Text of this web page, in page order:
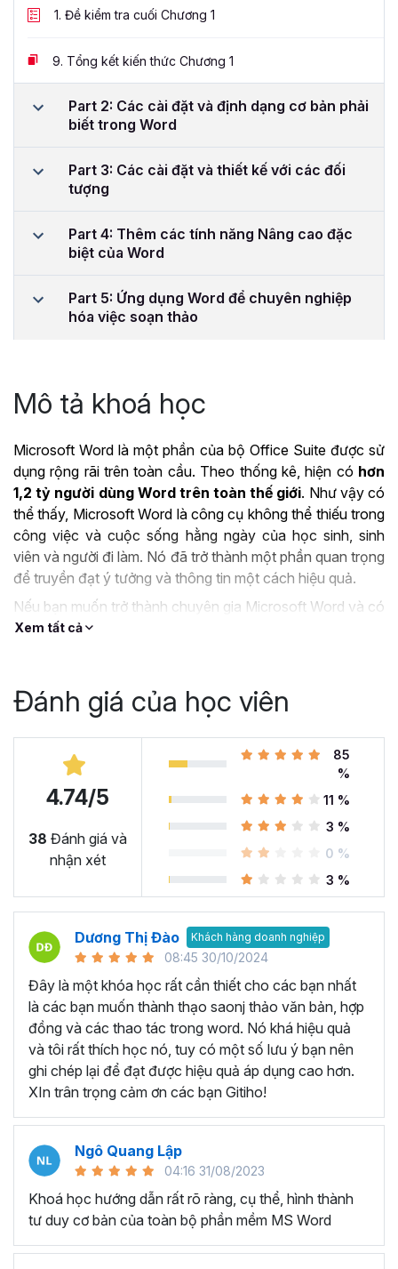
1. Đề kiểm tra cuối Chương 1
9. Tổng kết kiến thức Chương 1
Part 2: Các cài đặt và định dạng cơ bản phải
biết trong Word
Part 3: Các cài đặt và thiết kế với các đối
tượng
Part 4: Thêm các tính năng Nâng cao đặc
biệt của Word
Part 5: Ứng dụng Word để chuyên nghiệp
hóa việc soạn thảo
Mô tả khoá học
Microsoft Word là một phần của bộ Office Suite được sử
dụng rộng rãi trên toàn cầu. Theo thống kê, hiện có hơn
1,2 tỷ người dùng Word trên toàn thế giới. Như vậy có
thể thấy, Microsoft Word là công cụ không thể thiếu trong
công việc và cuộc sống hằng ngày của học sinh, sinh
viên và người đi làm. Nó đã trở thành một phần quan trọng
để truyền đạt ý tưởng và thông tin một cách hiệu quả.
Nếu bạn muốn trở thành chuyên gia Microsoft Word và có
thể làm chủ công cụ này thì khóa học
ỨNG DỤNG CỦA
MICROSOFT WORD TRONG
CÔNG VIỆC
Microsoft Word là công cụ làm việc vô cùng quan trọng
trong nhiều ngành nghề hiện nay. Nó cung cấp các tính
năng và chức năng hữu ích để soạn thảo, biên tập tài
liệu… Có thể kể đến một số ứng dụng như:
Word là công cụ chính để soạn thảo văn bản chuyên
nghiệp trong nhiều ngành nghề khác nhau như luật, kế
toán, giáo dục, hành chính và nhiều lĩnh vực khác. Với
Microsoft Word, người dùng có thể tạo ra các tài liệu
chuyên nghiệp như bài luận, báo cáo, bài giảng, tài liệu
giáo dục, bài kiểm tra và hợp đồng.
Tạo biểu đồ và làm báo cáo:
Microsoft Word cung cấp
các tính năng cho phép bạn tạo biển đồ và làm báo cáo,
giúp dữ liệu được hiển thị rõ ràng và trực quan nhất, từ đó
giúp đưa ra quyết định chính xác và thông minh.
Tạo mục lục và tài liệu hướng dẫn:
lục tự động và các tài liệu hướng dẫn như sách, báo cáo
dự án, hướng dẫn sử dụng.
Tạo và quản lý hợp đồng và văn bản pháp lý:
những người làm kế toán và hành chính nhân sự thường
Xem tất cả
Đánh giá của học viên
4.74/5
38 Đánh giá và
nhận xét
85
%
11 %
3 %
0 %
3 %
Dương Thị Đào Khách hàng doanh nghiệp
08:45 30/10/2024
Đây là một khóa học rất cần thiết cho các bạn nhất
là các bạn muốn thành thạo saonj thảo văn bản, hợp
đồng và các thao tác trong word. Nó khá hiệu quả
và tôi rất thích học nó, tuy có một số lưu ý bạn nên
ghi chép lại để đạt được hiệu quả áp dụng cao hơn.
XIn trân trọng cảm ơn các bạn Gitiho!
Ngô Quang Lập
04:16 31/08/2023
Khoá học hướng dẫn rất rõ ràng, cụ thể, hình thành
tư duy cơ bản của toàn bộ phần mềm MS Word